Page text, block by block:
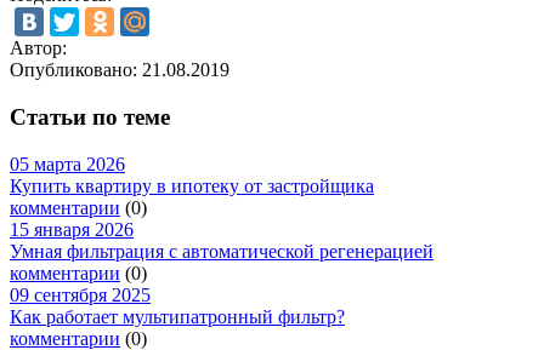
Автор:
Опубликовано: 21.08.2019
Статьи по теме
05 марта 2026
Купить квартиру в ипотеку от застройщика
комментарии (0)
15 января 2026
Умная фильтрация с автоматической регенерацией
комментарии (0)
09 сентября 2025
Как работает мультипатронный фильтр?
комментарии (0)